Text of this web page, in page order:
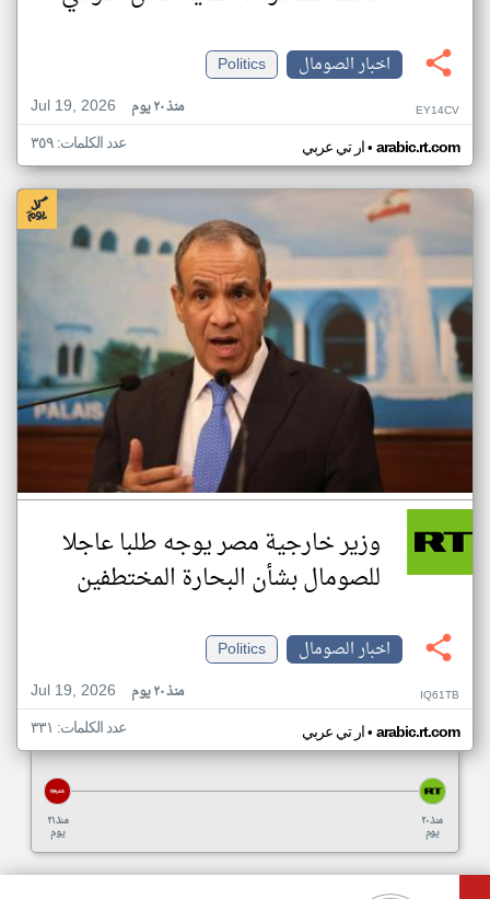
اخبار الصومال
Politics
Jul 19, 2026
منذ ٢٠ يوم EY14CV
ار تي عربي• arabic.rt.com عدد الكلمات: ٣٥٩
وزير خارجية مصر يوجه طلبا عاجلا
للصومال بشأن البحارة المختطفين
اخبار الصومال
Politics
Jul 19, 2026
منذ ٢٠ يوم IQ61TB
ار تي عربي• arabic.rt.com عدد الكلمات: ٣٣١
منذ ٢١
يوم
منذ ٢٠
يوم